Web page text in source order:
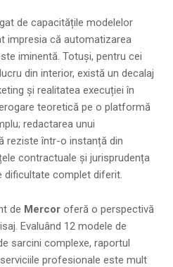
de capacitățile modelelor
impresia că automatizarea
iminentă. Totuși, pentru cei
din interior, există un decalaj
și realitatea execuției în
teoretică pe o platformă
redactarea unui
reziste într-o instanță din
contractuale și jurisprudența
dificultate complet diferit.
de Mercor oferă o perspectivă
Evaluând 12 modele de
sarcini complexe, raportul
profesionale este mult